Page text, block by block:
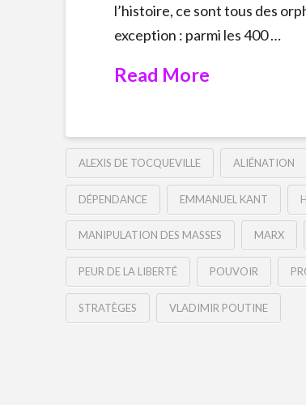
l’histoire, ce sont tous des
exception : parmi les 400 …
Read More
ALEXIS DE TOCQUEVILLE ALIÉNATION
DÉPENDANCE EMMANUEL KANT
MANIPULATION DES MASSES MARX
PEUR DE LA LIBERTÉ POUVOIR
STRATÈGES VLADIMIR POUTINE